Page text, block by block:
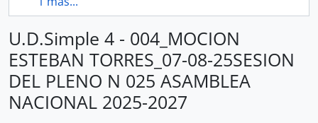
U.D.Simple 4 - 004_MOCION
ESTEBAN TORRES_07-08-25SESION
DEL PLENO N 025 ASAMBLEA
NACIONAL 2025-2027